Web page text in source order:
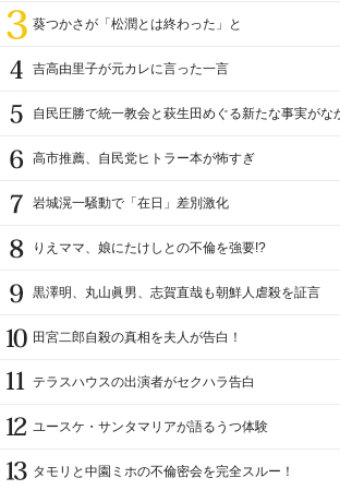
葵つかさが「松潤とは終わった」と
吉高由里子が元カレに言った一言
自民圧勝で統一教会と萩生田めぐる新たな事実がな
高市推薦、自民党ヒトラー本が怖すぎ
岩城滉一騒動で「在日」差別激化
りえママ、娘にたけしとの不倫を強要!?
黒澤明、丸山眞男、志賀直哉も朝鮮人虐殺を証言
田宮二郎自殺の真相を夫人が告白！
テラスハウスの出演者がセクハラ告白
ユースケ・サンタマリアが語るうつ体験
タモリと中園ミホの不倫密会を完全スルー！